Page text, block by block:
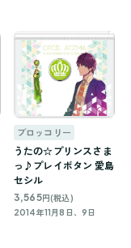
ブロッコリー
うたの☆プリンスさま
っ♪プレイボタン 愛島
セシル
3,565円(税込)
2014年11月8日、9日